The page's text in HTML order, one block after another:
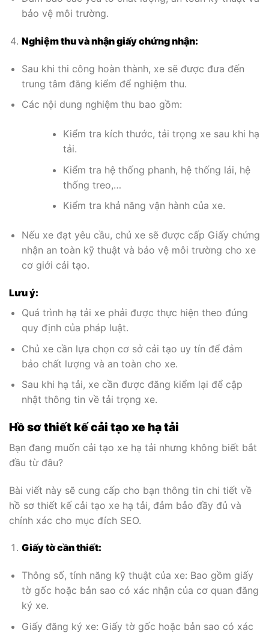
bảo vệ môi trường.
Nghiệm thu và nhận giấy chứng nhận:
Sau khi thi công hoàn thành, xe sẽ được đưa đến
trung tâm đăng kiểm để nghiệm thu.
Các nội dung nghiệm thu bao gồm:
Kiểm tra kích thước, tải trọng xe sau khi hạ
tải.
Kiểm tra hệ thống phanh, hệ thống lái, hệ
thống treo,…
Kiểm tra khả năng vận hành của xe.
Nếu xe đạt yêu cầu, chủ xe sẽ được cấp Giấy chứng
nhận an toàn kỹ thuật và bảo vệ môi trường cho xe
cơ giới cải tạo.
Lưu ý:
Quá trình hạ tải xe phải được thực hiện theo đúng
quy định của pháp luật.
Chủ xe cần lựa chọn cơ sở cải tạo uy tín để đảm
bảo chất lượng và an toàn cho xe.
Sau khi hạ tải, xe cần được đăng kiểm lại để cập
nhật thông tin về tải trọng xe.
Hồ sơ thiết kế cải tạo xe hạ tải
Bạn đang muốn cải tạo xe hạ tải nhưng không biết bắt
đầu từ đâu?
Bài viết này sẽ cung cấp cho bạn thông tin chi tiết về
hồ sơ thiết kế cải tạo xe hạ tải, đảm bảo đầy đủ và
chính xác cho mục đích SEO.
Giấy tờ cần thiết:
Thông số, tính năng kỹ thuật của xe: Bao gồm giấy
tờ gốc hoặc bản sao có xác nhận của cơ quan đăng
ký xe.
Giấy đăng ký xe: Giấy tờ gốc hoặc bản sao có xác